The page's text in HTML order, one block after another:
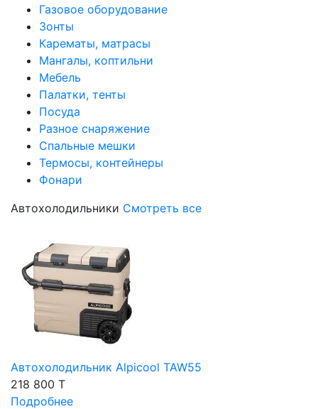
Газовое оборудование
Зонты
Карематы, матрасы
Мангалы, коптильни
Мебель
Палатки, тенты
Посуда
Разное снаряжение
Спальные мешки
Термосы, контейнеры
Фонари
Автохолодильники Смотреть все
Автохолодильник Alpicool TAW55
218 800 T
Подробнее